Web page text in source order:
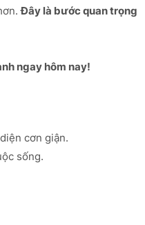
Đây là bước quan trọng
ngay hôm nay!
cơn giận.
sống.